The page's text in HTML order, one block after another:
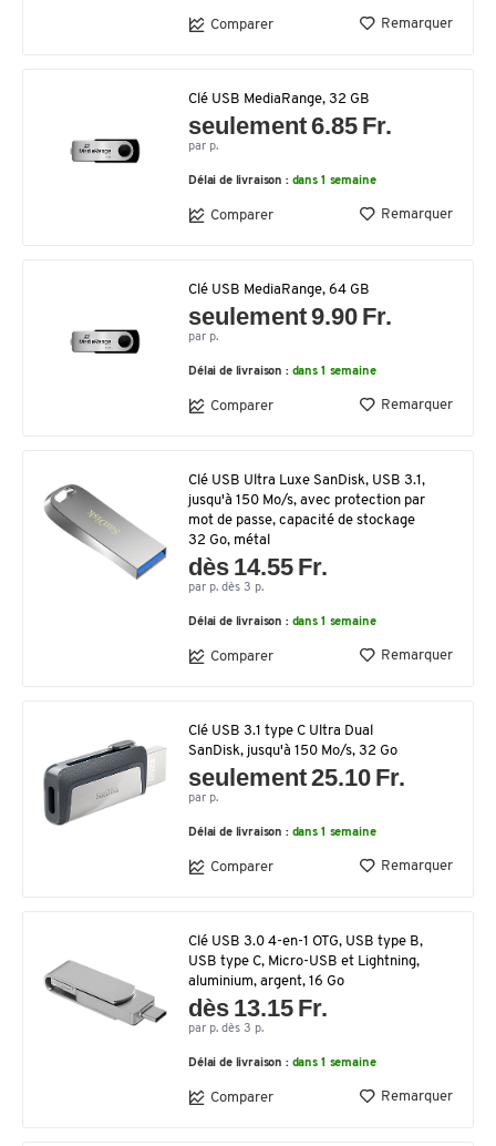
Comparer Remarquer
Clé USB MediaRange, 32 GB
seulement 6.85 Fr.
par p.
Délai de livraison : dans 1 semaine
Comparer Remarquer
Clé USB MediaRange, 64 GB
seulement 9.90 Fr.
par p.
Délai de livraison : dans 1 semaine
Comparer Remarquer
Clé USB Ultra Luxe SanDisk, USB 3.1,
jusqu'à 150 Mo/s, avec protection par
mot de passe, capacité de stockage
32 Go, métal
dès 14.55 Fr.
par p. dès 3 p.
Délai de livraison : dans 1 semaine
Comparer Remarquer
Clé USB 3.1 type C Ultra Dual
SanDisk, jusqu'à 150 Mo/s, 32 Go
seulement 25.10 Fr.
par p.
Délai de livraison : dans 1 semaine
Comparer Remarquer
Clé USB 3.0 4-en-1 OTG, USB type B,
USB type C, Micro-USB et Lightning,
aluminium, argent, 16 Go
dès 13.15 Fr.
par p. dès 3 p.
Délai de livraison : dans 1 semaine
Comparer Remarquer